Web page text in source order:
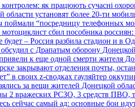
як працюють сучасні
области установят более 20-ти
поймали “посредницу телефонных
сбил пособника
будет – Россия разбила стадион и в
с Драпатым оборону
к еще одной смерти жителя
закрывают отделения почты,
в своих z-сводках гауляйтер
за вещи жителей Донецкой
2 вражеских РСЗО, 3 средств ПВО,
сейчас самый ад: основные бои